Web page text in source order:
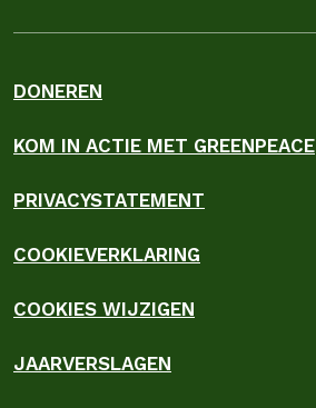
DONEREN
KOM IN ACTIE MET GREENPEACE
PRIVACYSTATEMENT
COOKIEVERKLARING
COOKIES WIJZIGEN
JAARVERSLAGEN